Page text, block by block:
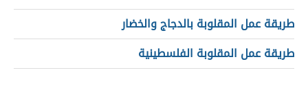
طريقة عمل المقلوبة بالدجاج والخضار
طريقة عمل المقلوبة الفلسطينية